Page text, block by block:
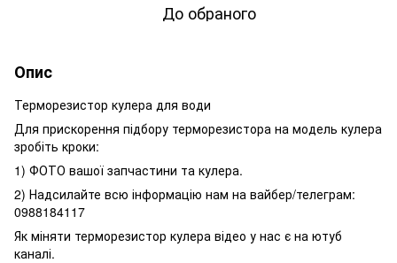
До обраного
Опис
Терморезистор кулера для води
Для прискорення підбору терморезистора на модель кулера
зробіть кроки:
1) ФОТО вашої запчастини та кулера.
2) Надсилайте всю інформацію нам на вайбер/телеграм:
0988184117
Як міняти терморезистор кулера відео у нас є на ютуб
каналі.